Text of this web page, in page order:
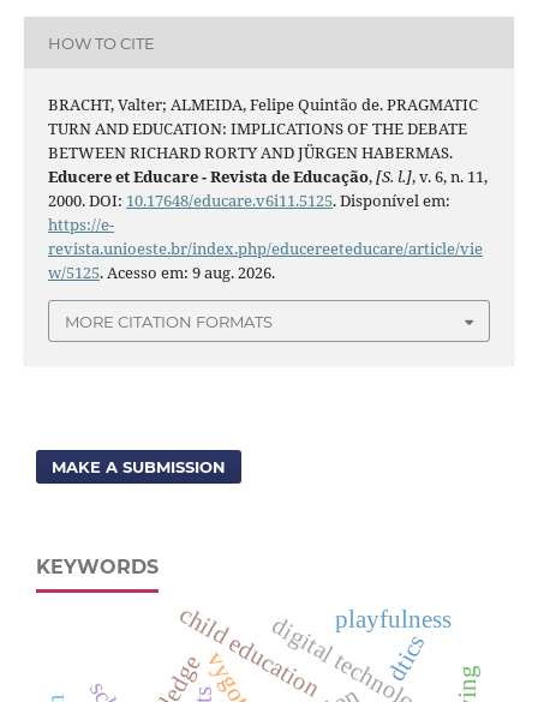
HOW TO CITE
BRACHT, Valter; ALMEIDA, Felipe Quintão de. PRAGMATIC
TURN AND EDUCATION: IMPLICATIONS OF THE DEBATE
BETWEEN RICHARD RORTY AND JÜRGEN HABERMAS.
Educere et Educare - Revista de Educação,[S. l.], v. 6, n. 11,
2000. DOI: 10.17648/educare.v6i11.5125. Disponível em:
https://e-
revista.unioeste.br/index.php/educereeteducare/article/vie
w/5125. Acesso em: 9 aug. 2026.
MORE CITATION FORMATS
MAKE A SUBMISSION
KEYWORDS
digital technologies
child education playfulness
dtics